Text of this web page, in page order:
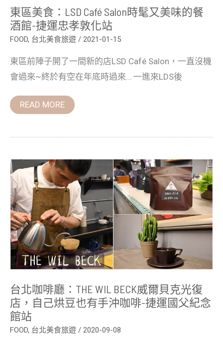
東區美食：LSD Café Salon時髦又美味的餐
酒館-捷運忠孝敦化站
FOOD, 台北美食旅遊 / 2021-01-15
東區前陣子開了一間新的店LSD Café Salon，一直沒機
會過來~終於有空在年底時過來… 一進來LDS後
運
忠
孝
敦
站
READ MORE
台北咖啡廳：THE WIL BECK威爾貝克光復
店，自己烘豆也有手沖咖啡-捷運國父紀念
館站
FOOD, 台北美食旅遊 / 2020-09-08
台
北
咖
啡
廳：
THE
WIL
BECK
威
爾
貝
克
光
復
自
己
烘
豆
也
有